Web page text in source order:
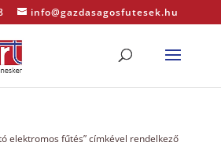
info@gazdasagosfutesek.hu
elektromos fűtés” címkével rendelkező